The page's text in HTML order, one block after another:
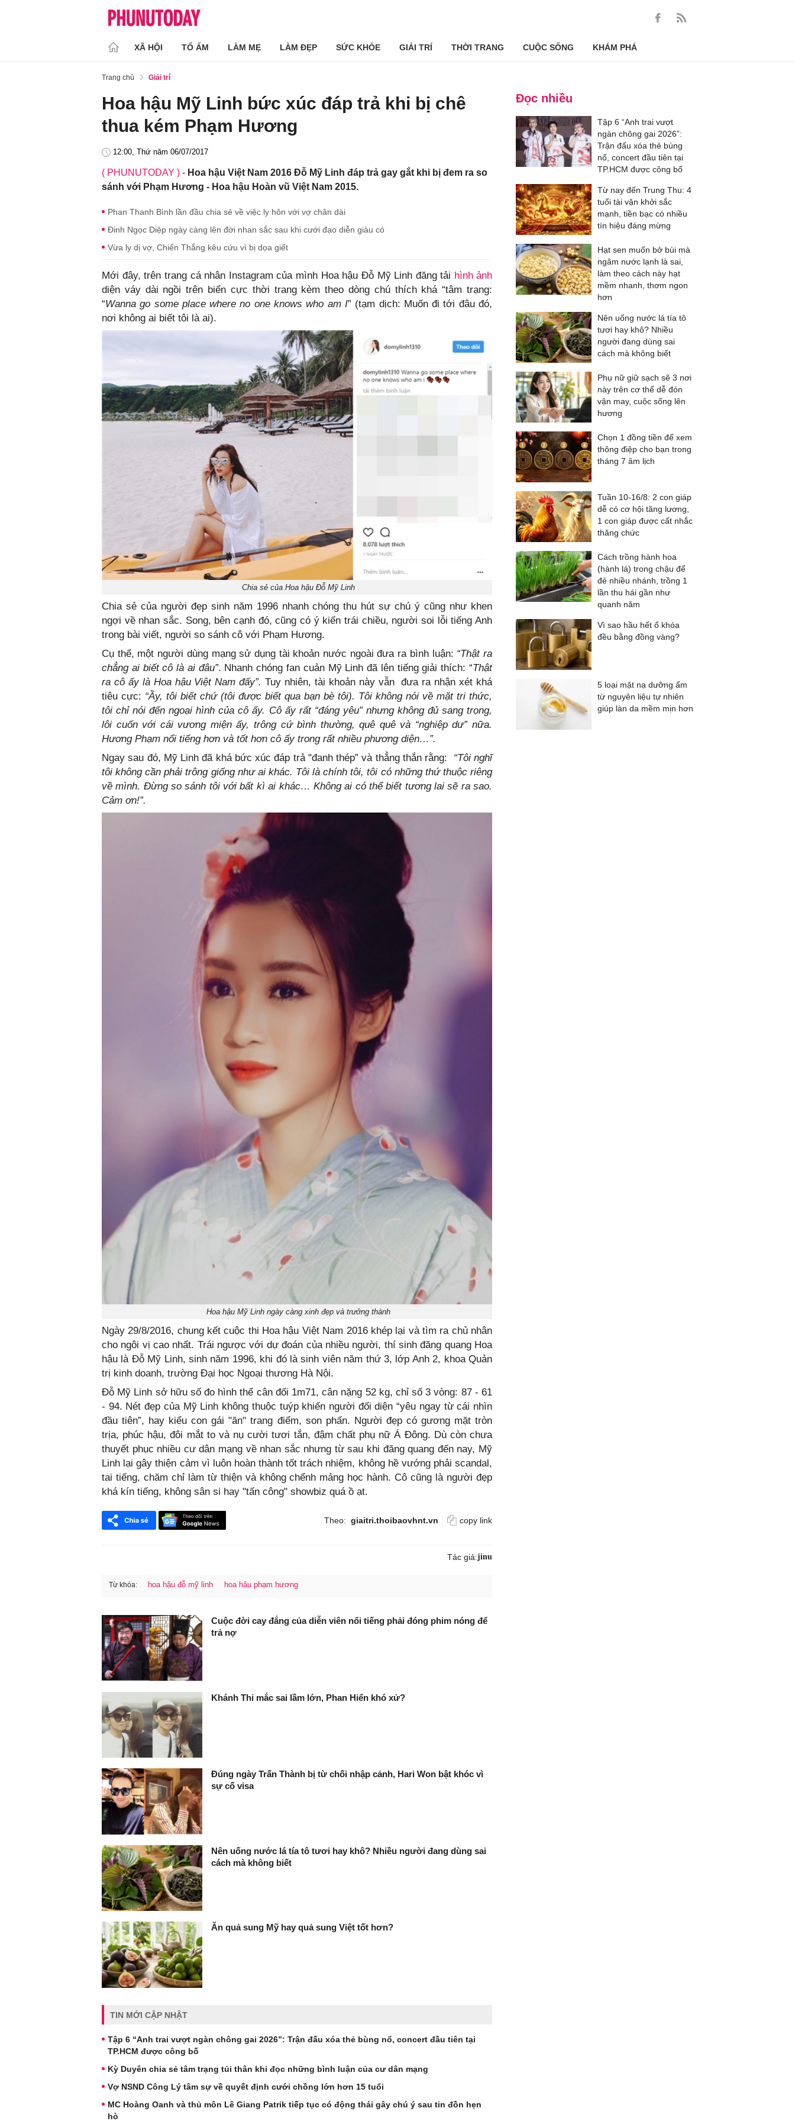
XÃ HỘI TỔ ẤM LÀM MẸ LÀM ĐẸP SỨC KHỎE GIẢI TRÍ THỜI TRANG CUỘC SỐNG KHÁM PHÁ
Trang chủ Giải trí
Hoa hậu Mỹ Linh bức xúc đáp trả khi bị chê
thua kém Phạm Hương
12:00, Thứ năm 06/07/2017
( PHUNUTODAY ) - Hoa hậu Việt Nam 2016 Đỗ Mỹ Linh đáp trả gay gắt khi bị đem ra so
sánh với Phạm Hương - Hoa hậu Hoàn vũ Việt Nam 2015.
Phan Thanh Bình lần đầu chia sẻ về việc ly hôn với vợ chân dài
Đinh Ngọc Diệp ngày càng lên đời nhan sắc sau khi cưới đạo diễn giàu có
Vừa ly dị vợ, Chiến Thắng kêu cứu vì bị dọa giết
Mới đây, trên trang cá nhân Instagram của mình Hoa hậu Đỗ Mỹ Linh đăng tải hình ảnh
diện váy dài ngồi trên biển cực thời trang kèm theo dòng chú thích khá “tâm trạng:
“Wanna go some place where no one knows who am I” (tạm dịch: Muốn đi tới đâu đó,
nơi không ai biết tôi là ai).
Chia sẻ của Hoa hậu Đỗ Mỹ Linh
Chia sẻ của người đẹp sinh năm 1996 nhanh chóng thu hút sự chú ý cũng như khen
ngợi về nhan sắc. Song, bên cạnh đó, cũng có ý kiến trái chiều, người soi lỗi tiếng Anh
trong bài viết, người so sánh cô với Phạm Hương.
Cụ thể, một người dùng mạng sử dụng tài khoản nước ngoài đưa ra bình luận: “Thật ra
chẳng ai biết cô là ai đâu”. Nhanh chóng fan cuản Mỹ Linh đã lên tiếng giải thích: “Thật
ra cô ấy là Hoa hậu Việt Nam đấy”. Tuy nhiên, tài khoản này vẫn đưa ra nhận xét khá
tiêu cực: “Ầy, tôi biết chứ (tôi được biết qua bạn bè tôi). Tôi không nói về mặt tri thức,
tôi chỉ nói đến ngoại hình của cô ấy. Cô ấy rất “đáng yêu” nhưng không đủ sang trọng,
lôi cuốn với cái vương miện ấy, trông cứ bình thường, quê quê và “nghiệp dư” nữa.
Hương Phạm nổi tiếng hơn và tốt hơn cô ấy trong rất nhiều phương diện…”.
Ngay sau đó, Mỹ Linh đã khá bức xúc đáp trả "đanh thép” và thẳng thắn rằng: “Tôi nghĩ
tôi không cần phải trông giống như ai khác. Tôi là chính tôi, tôi có những thứ thuộc riêng
về mình. Đừng so sánh tôi với bất kì ai khác… Không ai có thể biết tương lai sẽ ra sao.
Cảm ơn!”.
Hoa hậu Mỹ Linh ngày càng xinh đẹp và trưởng thành
Ngày 29/8/2016, chung kết cuộc thi Hoa hậu Việt Nam 2016 khép lại và tìm ra chủ nhân
cho ngôi vị cao nhất. Trái ngược với dự đoán của nhiều người, thí sinh đăng quang Hoa
hậu là Đỗ Mỹ Linh, sinh năm 1996, khi đó là sinh viên năm thứ 3, lớp Anh 2, khoa Quản
trị kinh doanh, trường Đại học Ngoại thương Hà Nội.
Đỗ Mỹ Linh sở hữu số đo hình thể cân đối 1m71, cân nặng 52 kg, chỉ số 3 vòng: 87 - 61
- 94. Nét đẹp của Mỹ Linh không thuộc tuýp khiến người đối diện “yêu ngay từ cái nhìn
đầu tiên”, hay kiểu con gái "ăn" trang điểm, son phấn. Người đẹp có gương mặt tròn
trịa, phúc hậu, đôi mắt to và nụ cười tươi tắn, đậm chất phụ nữ Á Đông. Dù còn chưa
thuyết phục nhiều cư dân mạng về nhan sắc nhưng từ sau khi đăng quang đến nay, Mỹ
Linh lại gây thiện cảm vì luôn hoàn thành tốt trách nhiệm, không hề vướng phải scandal,
tai tiếng, chăm chỉ làm từ thiện và không chểnh mảng học hành. Cô cũng là người đẹp
khá kín tiếng, không sân si hay "tấn công" showbiz quá ồ ạt.
Theo: giaitri.thoibaovhnt.vn copy link
Tác giả:jinu
Từ khóa: hoa hậu đỗ mỹ linh hoa hậu phạm hương
Cuộc đời cay đắng của diễn viên nổi tiếng phải đóng phim nóng để
trả nợ
Khánh Thi mắc sai lầm lớn, Phan Hiển khó xử?
Đúng ngày Trấn Thành bị từ chối nhập cảnh, Hari Won bật khóc vì
sự cố visa
Nên uống nước lá tía tô tươi hay khô? Nhiều người đang dùng sai
cách mà không biết
Ăn quả sung Mỹ hay quả sung Việt tốt hơn?
TIN MỚI CẬP NHẬT
Tập 6 “Anh trai vượt ngàn chông gai 2026”: Trận đấu xóa thẻ bùng nổ, concert đầu tiên tại
TP.HCM được công bố
Kỳ Duyên chia sẻ tâm trạng tủi thân khi đọc những bình luận của cư dân mạng
Vợ NSND Công Lý tâm sự về quyết định cưới chồng lớn hơn 15 tuổi
MC Hoàng Oanh và thủ môn Lê Giang Patrik tiếp tục có động thái gây chú ý sau tin đồn hẹn
hò
Đọc nhiều
Tập 6 “Anh trai vượt
ngàn chông gai 2026”:
Trận đấu xóa thẻ bùng
nổ, concert đầu tiên tại
TP.HCM được công bố
Từ nay đến Trung Thu: 4
tuổi tài vận khởi sắc
mạnh, tiền bạc có nhiều
tín hiệu đáng mừng
Hạt sen muốn bở bùi mà
ngâm nước lạnh là sai,
làm theo cách này hạt
mềm nhanh, thơm ngon
hơn
Nên uống nước lá tía tô
tươi hay khô? Nhiều
người đang dùng sai
cách mà không biết
Phụ nữ giữ sạch sẽ 3 nơi
này trên cơ thể dễ đón
vận may, cuộc sống lên
hương
Chọn 1 đồng tiền để xem
thông điệp cho bạn trong
tháng 7 âm lịch
Tuần 10-16/8: 2 con giáp
dễ có cơ hội tăng lương,
1 con giáp được cất nhắc
thăng chức
Cách trồng hành hoa
(hành lá) trong chậu để
đẻ nhiều nhánh, trồng 1
lần thu hái gần như
quanh năm
Vì sao hầu hết ổ khóa
đều bằng đồng vàng?
5 loại mặt nạ dưỡng ẩm
từ nguyên liệu tự nhiên
giúp làn da mềm mịn hơn